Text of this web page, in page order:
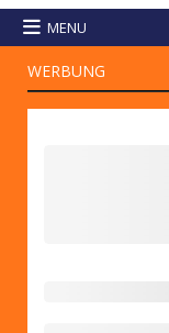
MENU
WERBUNG